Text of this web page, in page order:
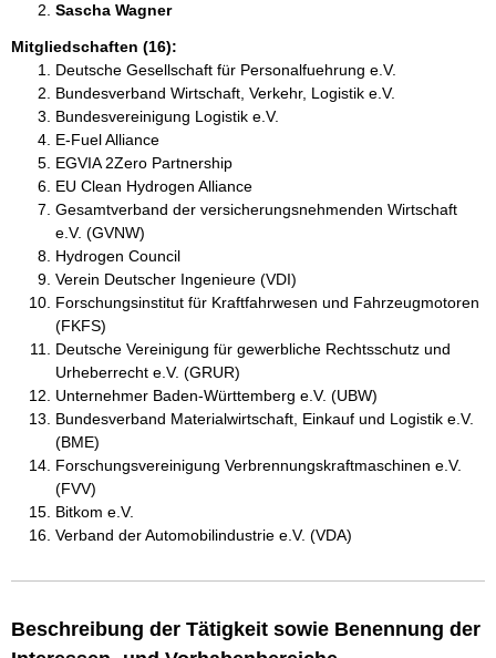
Sascha Wagner
Mitgliedschaften (16):
Deutsche Gesellschaft für Personalfuehrung e.V.
Bundesverband Wirtschaft, Verkehr, Logistik e.V.
Bundesvereinigung Logistik e.V.
E-Fuel Alliance
EGVIA 2Zero Partnership
EU Clean Hydrogen Alliance
Gesamtverband der versicherungsnehmenden Wirtschaft
e.V. (GVNW)
Hydrogen Council
Verein Deutscher Ingenieure (VDI)
Forschungsinstitut für Kraftfahrwesen und Fahrzeugmotoren
(FKFS)
Deutsche Vereinigung für gewerbliche Rechtsschutz und
Urheberrecht e.V. (GRUR)
Unternehmer Baden-Württemberg e.V. (UBW)
Bundesverband Materialwirtschaft, Einkauf und Logistik e.V.
(BME)
Forschungsvereinigung Verbrennungskraftmaschinen e.V.
(FVV)
Bitkom e.V.
Verband der Automobilindustrie e.V. (VDA)
Beschreibung der Tätigkeit sowie Benennung der